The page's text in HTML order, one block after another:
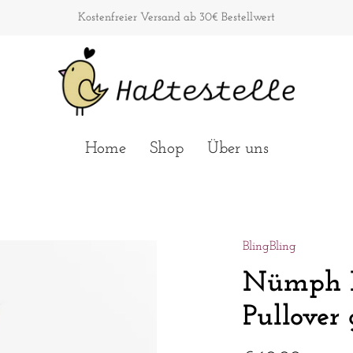
Kostenfreier Versand ab 30€ Bestellwert
Home Shop Über uns
BlingBling
Nümph
Pullover